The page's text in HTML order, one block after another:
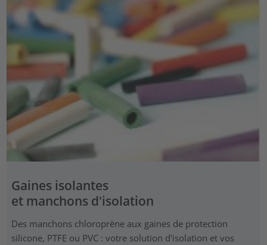
Gaines isolantes
et manchons d'isolation
Des manchons chloroprène aux gaines de protection
silicone, PTFE ou PVC : votre solution d'isolation et vos